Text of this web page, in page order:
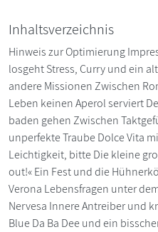
Inhaltsverzeichnis
Hinweis zur Optimierung
losgeht Stress, Curry und ein
andere Missionen Zwischen
Leben keinen Aperol serviert
baden gehen Zwischen
unperfekte Traube Dolce Vita
Leichtigkeit, bitte Die kleine
out!« Ein Fest und die
Verona Lebensfragen unter
Nervesa Innere Antreiber und
Blue Da Ba Dee und ein